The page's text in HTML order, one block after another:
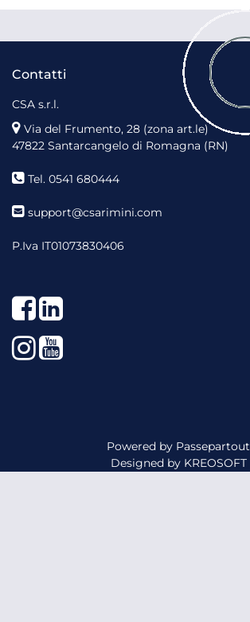
Contatti
CSA s.r.l.
Via del Frumento, 28 (zona art.le)
47822 Santarcangelo di Romagna (RN)
Tel. 0541 680444
support@csarimini.com
P.Iva IT01073830406
Facebook
LinkedIn
Instagram
YouTube
Powered by Passepartout
Designed by KREOSOFT